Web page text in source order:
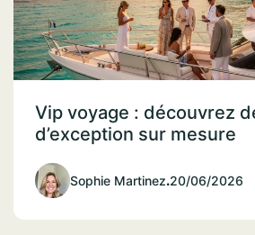
Vip voyage : découvrez
d’exception sur mesure
Sophie Martinez.20/06/2026